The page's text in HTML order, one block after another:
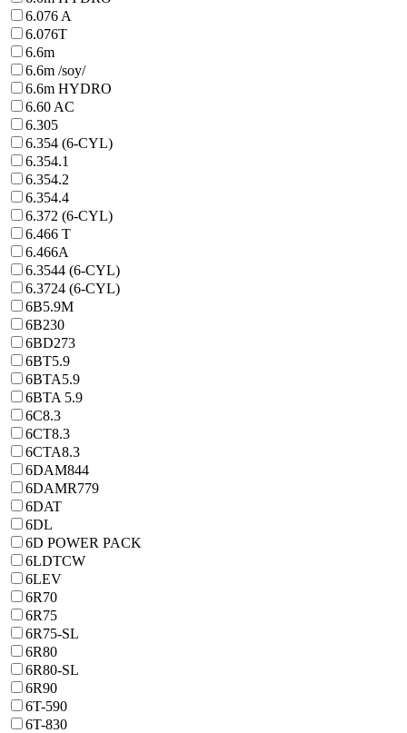
6.076 A
6.076T
6.6m
6.6m /soy/
6.6m HYDRO
6.60 AC
6.305
6.354 (6-CYL)
6.354.1
6.354.2
6.354.4
6.372 (6-CYL)
6.466 T
6.466A
6.3544 (6-CYL)
6.3724 (6-CYL)
6B5.9M
6B230
6BD273
6BT5.9
6BTA5.9
6BTA 5.9
6C8.3
6CT8.3
6CTA8.3
6DAM844
6DAMR779
6DAT
6DL
6D POWER PACK
6LDTCW
6LEV
6R70
6R75
6R75-SL
6R80
6R80-SL
6R90
6T-590
6T-830